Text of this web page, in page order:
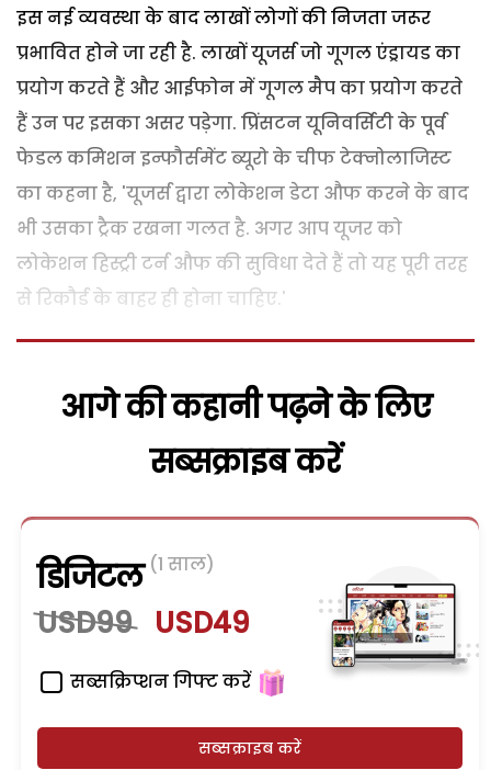
इस नई व्यवस्था के बाद लाखों लोगों की निजता जरूर
प्रभावित होने जा रही है. लाखों यूजर्स जो गूगल एंड्रायड का
प्रयोग करते हैं और आईफोन में गूगल मैप का प्रयोग करते
हैं उन पर इसका असर पड़ेगा. प्रिंसटन यूनिवर्सिटी के पूर्व
फेडल कमिशन इन्फौर्समेंट ब्यूरो के चीफ टेक्नोलाजिस्ट
का कहना है, 'यूजर्स द्वारा लोकेशन डेटा औफ करने के बाद
भी उसका ट्रैक रखना गलत है. अगर आप यूजर को
लोकेशन हिस्ट्री टर्न औफ की सुविधा देते हैं तो यह पूरी तरह
से रिकौर्ड के बाहर ही होना चाहिए.'
आगे की कहानी पढ़ने के लिए
सब्सक्राइब करें
डिजिटल (1 साल)
USD99 USD49
सब्सक्रिप्शन गिफ्ट करें
सब्सक्राइब करें